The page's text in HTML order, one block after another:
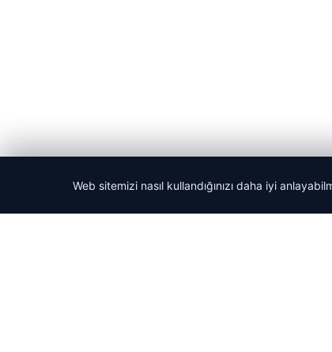
Web sitemizi nasıl kullandığınızı daha iyi